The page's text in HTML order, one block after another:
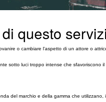
questo
o cambiare l'aspetto di un attore o
sotto luci troppo intense che sfavoriscono
del marchio e della gamma che